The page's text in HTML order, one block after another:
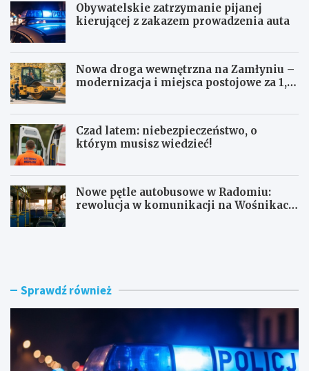
Obywatelskie zatrzymanie pijanej
kierującej z zakazem prowadzenia auta
Nowa droga wewnętrzna na Zamłyniu –
modernizacja i miejsca postojowe za 1,1
Czad latem: niebezpieczeństwo, o
którym musisz wiedzieć!
Nowe pętle autobusowe w Radomiu:
rewolucja w komunikacji na Wośnikach,
O
t
s
k
N
r
a
w
Sprawdź również